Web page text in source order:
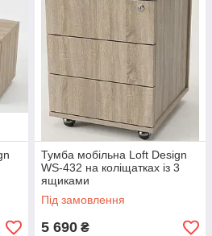
мобільні тумби - це не просто
інструмент для створення
робочого середовища. Їх
використання і стильний дизайн
сучасного офісу,
бути більш продуктивними і
офісні мобільні тумби сьогодні і
для вашого бізнесу!
Тумба мобільна Loft Design
WS-432 на коліщатках із 3
ящиками
Під замовлення
5 690 ₴